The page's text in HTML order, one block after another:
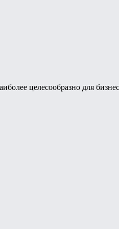
целесообразно для